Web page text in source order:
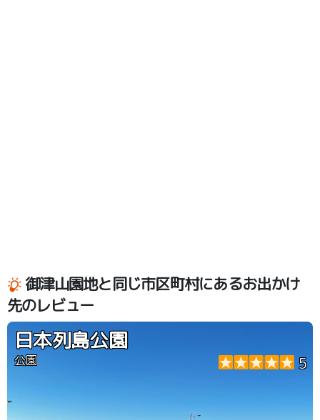
御津山園地と同じ市区町村にあるお出かけ
先のレビュー
日本列島公園
公園 5